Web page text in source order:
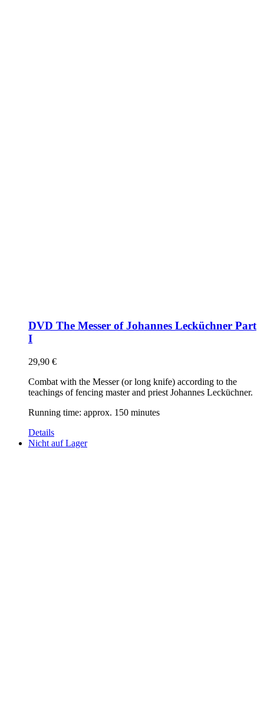
DVD The Messer of Johannes Lecküchner Part
I
29,90 €
Combat with the Messer (or long knife) according to the
teachings of fencing master and priest Johannes Lecküchner.
Running time: approx. 150 minutes
Details
Nicht auf Lager